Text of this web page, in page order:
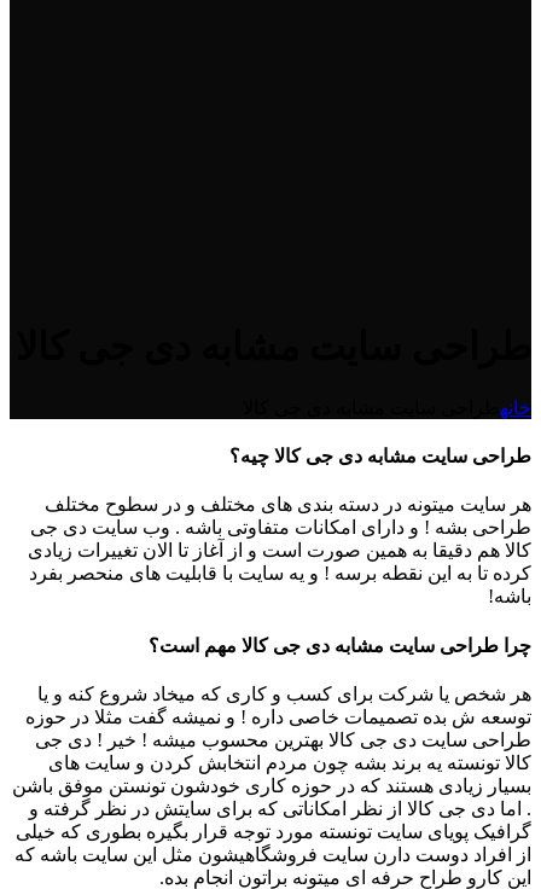
خانه
طراحی سایت مشابه دی جی کالا چیه؟
هر سایت میتونه در دسته بندی های مختلف و در سطوح مختلف
طراحی بشه ! و دارای امکانات متفاوتی باشه . وب سایت دی جی
کالا هم دقیقا به همین صورت است و از آغاز تا الان تغییرات زیادی
کرده تا به این نقطه برسه ! و یه سایت با قابلیت های منحصر بفرد
باشه!
چرا طراحی سایت مشابه دی جی کالا مهم است؟
هر شخص یا شرکت برای کسب و کاری که میخاد شروع کنه و یا
توسعه ش بده تصمیمات خاصی داره ! و نمیشه گفت مثلا در حوزه
طراحی سایت دی جی کالا بهترین محسوب میشه ! خیر ! دی جی
کالا تونسته یه برند بشه چون مردم انتخابش کردن و سایت های
بسیار زیادی هستند که در حوزه کاری خودشون تونستن موفق باشن
. اما دی جی کالا از نظر امکاناتی که برای سایتش در نظر گرفته و
گرافیک پویای سایت تونسته مورد توجه قرار بگیره بطوری که خیلی
از افراد دوست دارن سایت فروشگاهیشون مثل این سایت باشه که
این کارو طراح حرفه ای میتونه براتون انجام بده.